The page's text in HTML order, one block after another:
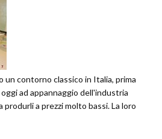
contorno classico in Italia, prima
ad appannaggio dell'industria
a prezzi molto bassi. La loro